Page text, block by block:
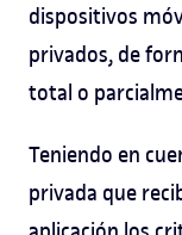
dispositivos
privados, de
total o
Teniendo en
privada que